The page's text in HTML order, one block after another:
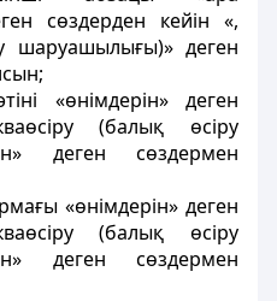
сөздерден кейін «,
шаруашылығы)» деген
«өнімдерін» деген
(балық өсіру
деген сөздермен
«өнімдерін» деген
(балық өсіру
деген сөздермен